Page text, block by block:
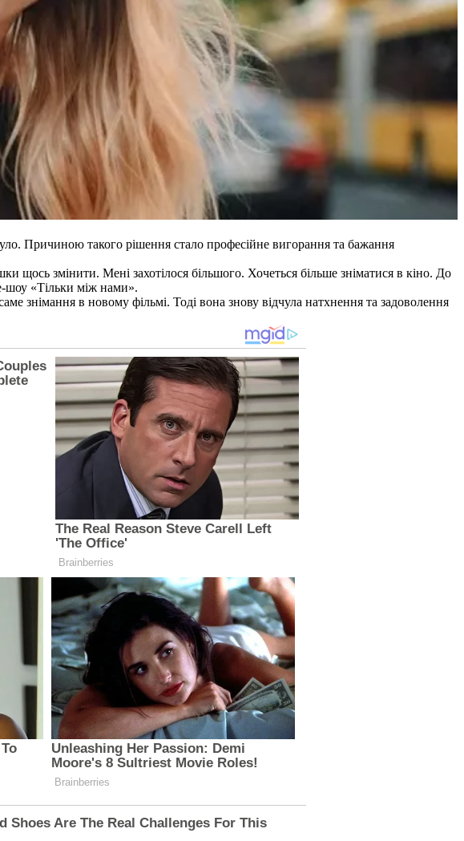
Причиною такого рішення стало професійне вигорання та бажання
щось змінити. Мені захотілося більшого. Хочеться більше зніматися в кіно. До
шоу «Тільки між нами».
знімання в новому фільмі. Тоді вона знову відчула натхнення та задоволення